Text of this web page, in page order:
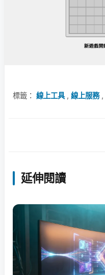
標籤： 線上工具, 線上服務,
延伸閱讀